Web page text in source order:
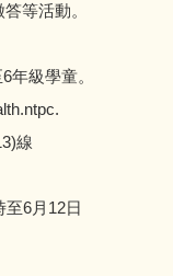
等活動。
年級學童。
線
6月12日